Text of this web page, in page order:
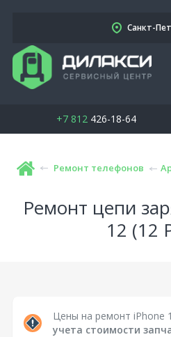
Санкт-
+7 812426-18-64
Ремонт телефонов
Ремонт цепи
12 (12
Цены на ремонт iPhone
учета стоимости